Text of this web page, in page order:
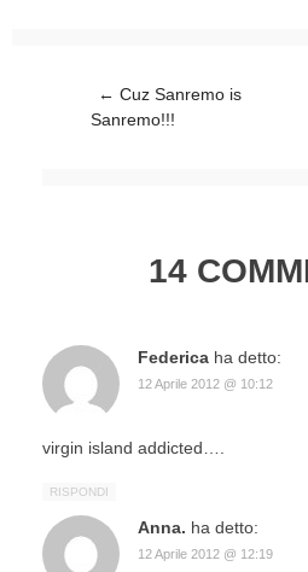
Post navigation
← Cuz Sanremo is
Sanremo!!!
14
Federica ha detto:
12 Aprile 2012 @ 10:12
virgin island addicted….
RISPONDI
Anna. ha detto:
12 Aprile 2012 @ 12:19